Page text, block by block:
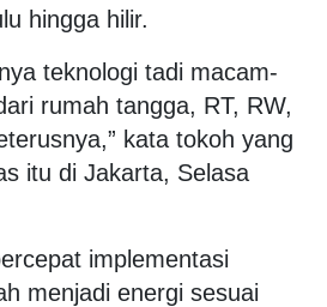
hingga hilir.
teknologi tadi macam-
rumah tangga, RT, RW,
kata tokoh yang
itu di Jakarta, Selasa
implementasi
menjadi energi sesuai